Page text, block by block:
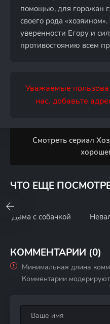
помощью, для горожан
своего рода
уверенности Егору и
противостоянию всем
Уважаемые
нас, добавьте
Смотреть сериал
ЧТО ЕЩЕ
Дама с собачкой
КОММЕНТАРИИ (0)
Минимальная длина
Комментарии